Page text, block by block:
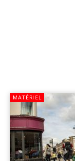
MATÉRIEL